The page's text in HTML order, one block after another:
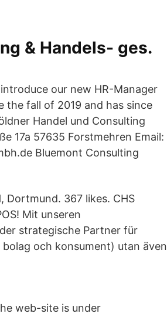
& Handels- ges.
our new HR-Manager
the fall of 2019 and has since
Handel und Consulting
17a 57635 Forstmehren Email:
Bluemont Consulting
Dortmund. 367 likes. CHS
Mit unseren
strategische Partner für
och konsument) utan även
web-site is under